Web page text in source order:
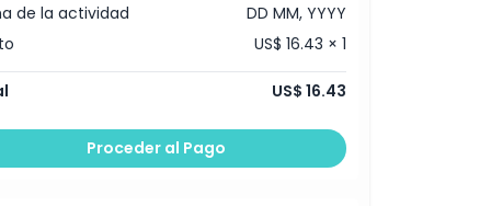
de la actividad
DD MM, YYYY
US$ 16.43 × 1
US$ 16.43
Proceder al Pago